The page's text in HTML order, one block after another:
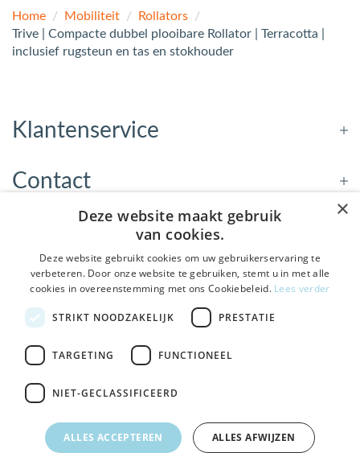
Home / Mobiliteit / Rollators
/
Trive | Compacte dubbel plooibare Rollator | Terracotta |
inclusief rugsteun en tas en stokhouder
Klantenservice
Contact
Openingstijden
Nieuwsbrief
Bezoek de winkel in Sneek, Bolswarderbaan 3C
Gratis verzendingvanaf € 75
De Welzijnwinkel in je
inbox
Geen spam, geen verkooppraatjes — gewoon fijne
updates over hulpmiddelen die echt iets toevoegen.
Ja leuk! Schrijf me in
×
Deze website maakt gebruik
van cookies.
Deze website gebruikt cookies om uw gebruikerservaring te
verbeteren. Door onze website te gebruiken, stemt u in met alle
cookies in overeenstemming met ons Cookiebeleid. Lees verder
STRIKT NOODZAKELIJK PRESTATIE
TARGETING FUNCTIONEEL
NIET-GECLASSIFICEERD
ALLES ACCEPTEREN ALLES AFWIJZEN